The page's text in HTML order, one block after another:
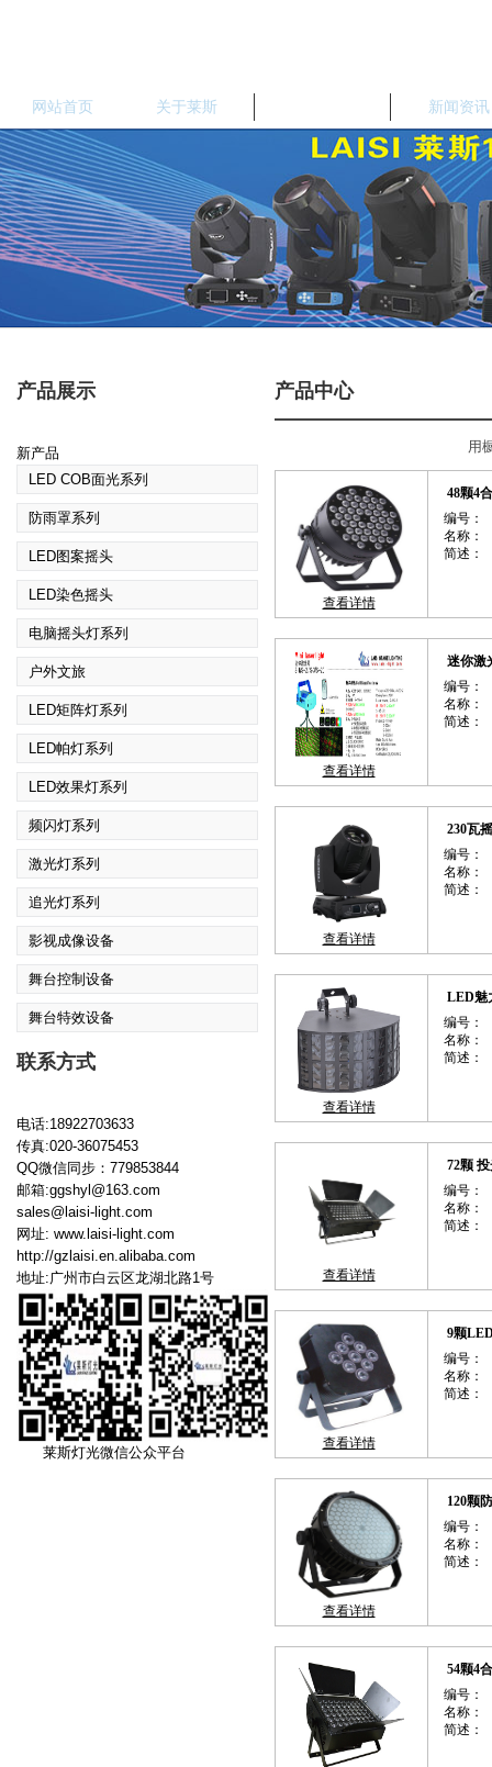
网站首页 关于莱斯 新闻资讯
产品展示
新产品
LED COB面光系列
防雨罩系列
LED图案摇头
LED染色摇头
电脑摇头灯系列
户外文旅
LED矩阵灯系列
LED帕灯系列
LED效果灯系列
频闪灯系列
激光灯系列
追光灯系列
影视成像设备
舞台控制设备
舞台特效设备
联系方式
电话:18922703633
传真:020-36075453
QQ微信同步：779853844
邮箱:ggshyl@163.com
sales@laisi-light.com
网址: www.laisi-light.com
http://gzlaisi.en.alibaba.com
地址:广州市白云区龙湖北路1号
莱斯灯光微信公众平台
产品中心
用
查看详情
48颗4
编号：
名称：
简述：
查看详情
迷你激
编号：
名称：
简述：
查看详情
230瓦
编号：
名称：
简述：
查看详情
LED魅
编号：
名称：
简述：
查看详情
72颗
编号：
名称：
简述：
查看详情
9颗
编号：
名称：
简述：
查看详情
120颗
编号：
名称：
简述：
54颗4
编号：
名称：
简述：